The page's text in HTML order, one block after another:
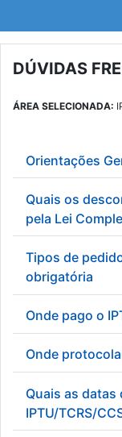
DÚVIDAS
ÁREA SELECIONADA:
Orientações
Quais os
pela Lei
Tipos de
obrigatória
Onde pago o
Onde
Quais as
IPTU/TCRS/